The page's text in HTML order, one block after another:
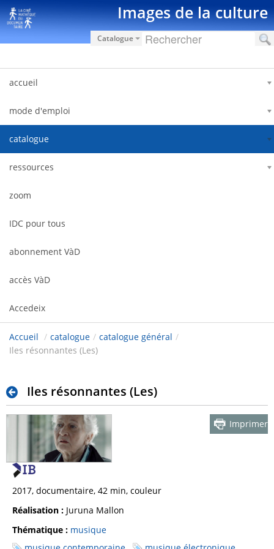
Salta al contigut Images de la culture
Catalogue
accueil
mode d'emploi
catalogue
ressources
zoom
IDC pour tous
abonnement VàD
accès VàD
Accedeix
Accueil / catalogue / catalogue général /
Iles résonnantes (Les)
Iles résonnantes (Les)
Imprimer
2017, documentaire, 42 min, couleur
Réalisation : Juruna Mallon
Thématique : musique